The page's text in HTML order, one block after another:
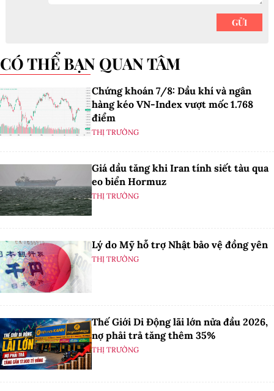
CÓ THỂ BẠN QUAN TÂM
Chứng khoán 7/8: Dầu khí và ngân
hàng kéo VN-Index vượt mốc 1.768
điểm
THỊ TRƯỜNG
Giá dầu tăng khi Iran tính siết tàu qua
eo biển Hormuz
THỊ TRƯỜNG
Lý do Mỹ hỗ trợ Nhật bảo vệ đồng yên
THỊ TRƯỜNG
Thế Giới Di Động lãi lớn nửa đầu 2026,
nợ phải trả tăng thêm 35%
THỊ TRƯỜNG